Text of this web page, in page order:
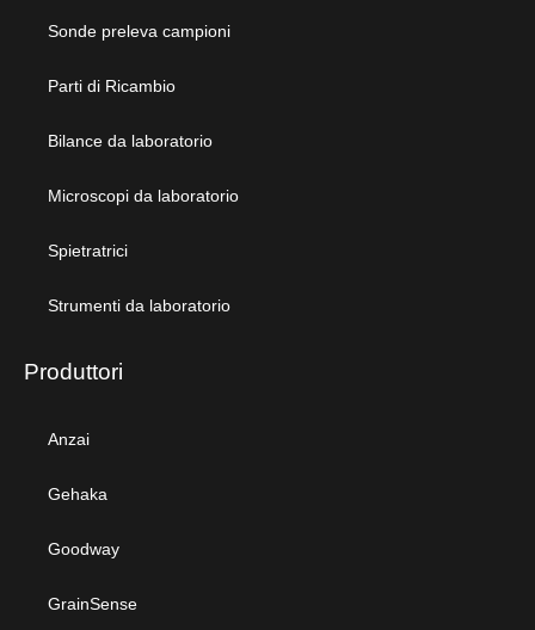
Sonde preleva campioni
Parti di Ricambio
Bilance da laboratorio
Microscopi da laboratorio
Spietratrici
Strumenti da laboratorio
Produttori
Anzai
Gehaka
Goodway
GrainSense